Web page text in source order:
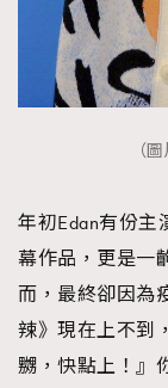
（
年初Edan有份主
幕作品，更是一
而，最終卻因為
辣》現在上不到
嬲，快點上！』